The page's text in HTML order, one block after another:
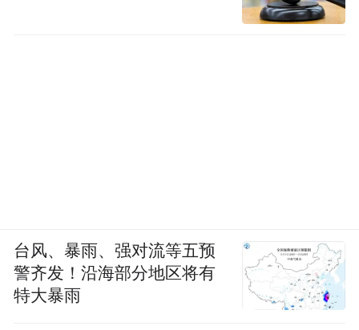
台风、暴雨、强对流等五预
警齐发！沿海部分地区将有
特大暴雨